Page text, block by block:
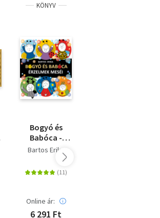
KÖNYV
Bogyó és
Babóca -
Érzelmek
Bartos Erika
Online ár:
6 291 Ft